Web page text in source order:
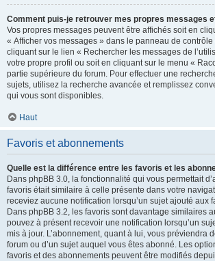
Comment puis-je retrouver mes propres messages
Vos propres messages peuvent être affichés soit en
« Afficher vos messages » dans le panneau de contrôle
cliquant sur le lien « Rechercher les messages de
votre propre profil ou soit en cliquant sur le menu «
partie supérieure du forum. Pour effectuer une
sujets, utilisez la recherche avancée et remplissez
qui vous sont disponibles.
Haut
Favoris et abonnements
Quelle est la différence entre les favoris et les
Dans phpBB 3.0, la fonctionnalité qui vous permettait
favoris était similaire à celle présente dans votre
receviez aucune notification lorsqu’un sujet ajouté aux
Dans phpBB 3.2, les favoris sont davantage similaires
pouvez à présent recevoir une notification lorsqu’un
mis à jour. L’abonnement, quant à lui, vous préviendra
forum ou d’un sujet auquel vous êtes abonné. Les
favoris et des abonnements peuvent être modifiés